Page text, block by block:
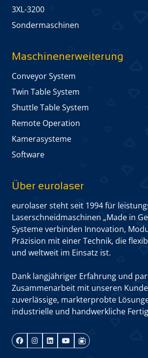
3XL-3200
Sonder­maschinen
Maschinen­erweiterung
Conveyor System
Twin Table System
Shuttle Table System
Remote Operation
Kamera­systeme
Software
Über eurolaser
eurolaser steht seit 1994 für
Laserschneid­maschinen „Made in
Systeme verbinden Innovation,
Präzision mit einer Technik, die
und weltweit im Einsatz ist.
Dank langjähriger Erfahrung und
Zusammen­arbeit mit unseren
zuverlässige, markterprobte
industrielle und handwerkliche